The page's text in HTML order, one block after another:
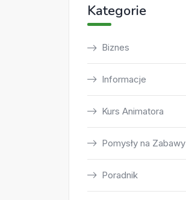
Kategorie
Biznes
Informacje
Kurs Animatora
Pomysły na Zabawy
Poradnik